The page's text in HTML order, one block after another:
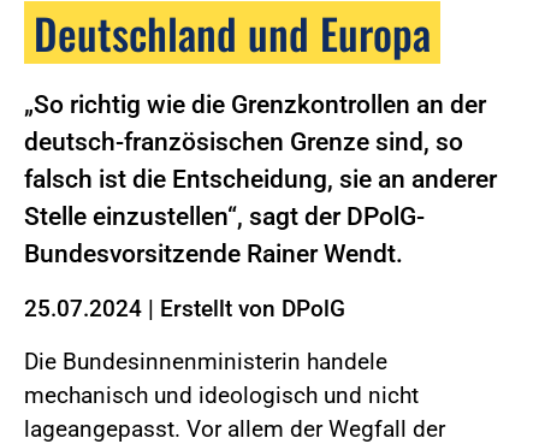
Deutschland und Europa
„So richtig wie die Grenzkontrollen an der
deutsch-französischen Grenze sind, so
falsch ist die Entscheidung, sie an anderer
Stelle einzustellen“, sagt der DPolG-
Bundesvorsitzende Rainer Wendt.
25.07.2024 | Erstellt von DPolG
Die Bundesinnenministerin handele
mechanisch und ideologisch und nicht
lageangepasst. Vor allem der Wegfall der